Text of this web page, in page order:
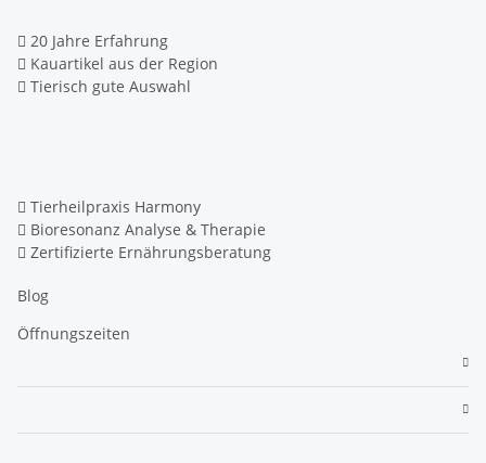
20 Jahre Erfahrung
Kauartikel aus der Region
Tierisch gute Auswahl
Tierheilpraxis Harmony
Bioresonanz Analyse & Therapie
Zertifizierte Ernährungsberatung
Blog
Öffnungszeiten